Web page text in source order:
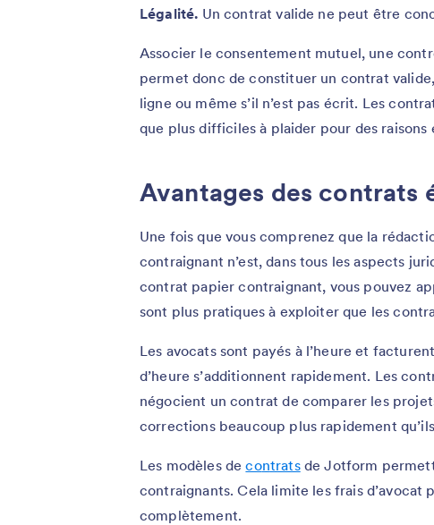
Légalité. Un contrat valide ne peut être
Associer le consentement mutuel, une
permet donc de constituer un contrat
ligne ou même s’il n’est pas écrit. Les
que plus difficiles à plaider pour des raisons
Avantages des contrats
Une fois que vous comprenez que la
contraignant n’est, dans tous les aspects
contrat papier contraignant, vous pouvez
sont plus pratiques à exploiter que les
Les avocats sont payés à l’heure et
d’heure s’additionnent rapidement. Les
négocient un contrat de comparer les
corrections beaucoup plus rapidement
Les modèles decontratsde Jotform
contraignants. Cela limite les frais d’avocat
complètement.